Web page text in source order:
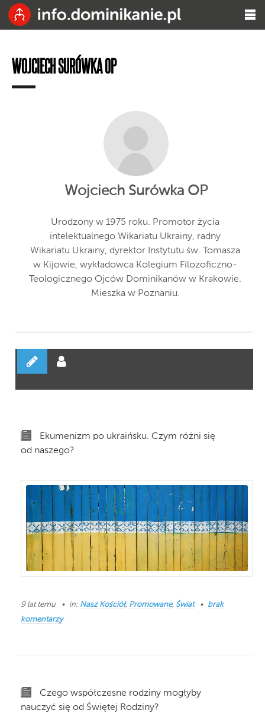
WOJCIECH SURÓWKA OP
Wojciech Surówka OP
Urodzony w 1975 roku. Promotor życia
intelektualnego Wikariatu Ukrainy, radny
Wikariatu Ukrainy, dyrektor Instytutu św. Tomasza
w Kijowie, wykładowca Kolegium Filozoficzno-
Teologicznego Ojców Dominikanów w Krakowie.
Mieszka w Poznaniu.
Ekumenizm po ukraińsku. Czym różni się
od naszego?
9 lat temu in: Nasz Kościół, Promowane, Świat
brak
komentarzy
Czego współczesne rodziny mogłyby
nauczyć się od Świętej Rodziny?